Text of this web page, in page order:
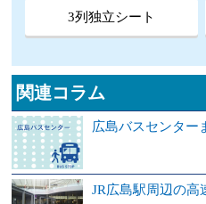
3列独立シート
関連コラム
広島バスセンター
JR広島駅周辺の